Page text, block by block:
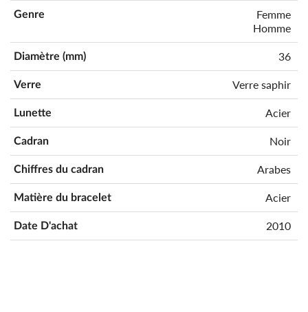
Genre
Femme
Homme
Diamètre (mm) 36
Verre Verre saphir
Lunette Acier
Cadran Noir
Chiffres du cadran Arabes
Matière du bracelet Acier
Date D'achat 2010